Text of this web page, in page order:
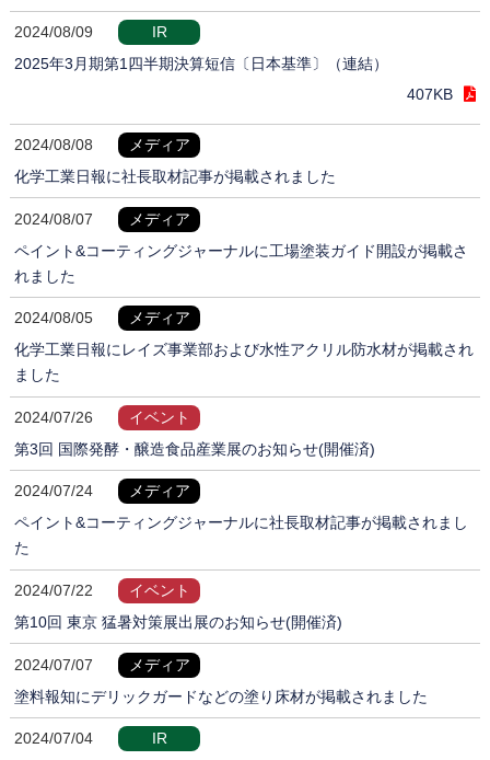
2024/08/09
IR
2025年3月期第1四半期決算短信〔日本基準〕（連結）
407KB
2024/08/08
メディア
化学工業日報に社長取材記事が掲載されました
2024/08/07
メディア
ペイント&コーティングジャーナルに工場塗装ガイド開設が掲載さ
れました
2024/08/05
メディア
化学工業日報にレイズ事業部および水性アクリル防水材が掲載され
ました
2024/07/26
イベント
第3回 国際発酵・醸造食品産業展のお知らせ(開催済)
2024/07/24
メディア
ペイント&コーティングジャーナルに社長取材記事が掲載されまし
た
2024/07/22
イベント
第10回 東京 猛暑対策展出展のお知らせ(開催済)
2024/07/07
メディア
塗料報知にデリックガードなどの塗り床材が掲載されました
2024/07/04
IR